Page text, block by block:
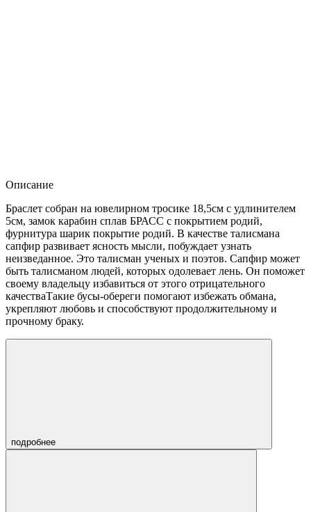
Описание
Браслет собран на ювелирном тросике 18,5см с удлинителем
5см, замок карабин сплав БРАСС с покрытием родий,
фурнитура шарик покрытие родий. В качестве талисмана
сапфир развивает ясность мысли, побуждает узнать
неизведанное. Это талисман ученых и поэтов. Сапфир может
быть талисманом людей, которых одолевает лень. Он поможет
своему владельцу избавиться от этого отрицательного
качестваТакие бусы-обереги помогают избежать обмана,
укрепляют любовь и способствуют продолжительному и
прочному браку.
подробнее